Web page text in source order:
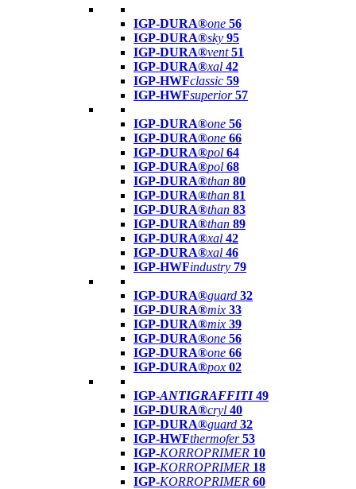
IGP-DURA®one 56
IGP-DURA®sky 95
IGP-DURA®vent 51
IGP-DURA®xal 42
IGP-HWFclassic 59
IGP-HWFsuperior 57
IGP-DURA®one 56
IGP-DURA®one 66
IGP-DURA®pol 64
IGP-DURA®pol 68
IGP-DURA®than 80
IGP-DURA®than 81
IGP-DURA®than 83
IGP-DURA®than 89
IGP-DURA®xal 42
IGP-DURA®xal 46
IGP-HWFindustry 79
IGP-DURA®guard 32
IGP-DURA®mix 33
IGP-DURA®mix 39
IGP-DURA®one 56
IGP-DURA®one 66
IGP-DURA®pox 02
IGP-ANTIGRAFFITI49
IGP-DURA®cryl 40
IGP-DURA®guard 32
IGP-HWFthermofer 53
IGP-KORROPRIMER 10
IGP-KORROPRIMER 18
IGP-KORROPRIMER 60